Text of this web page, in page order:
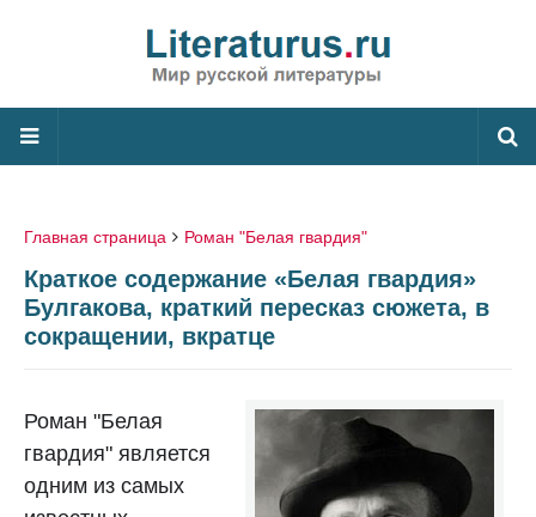
Главная страница Роман "Белая гвардия"
Краткое содержание «Белая гвардия»
Булгакова, краткий пересказ сюжета, в
сокращении, вкратце
Роман "Белая
гвардия" является
одним из самых